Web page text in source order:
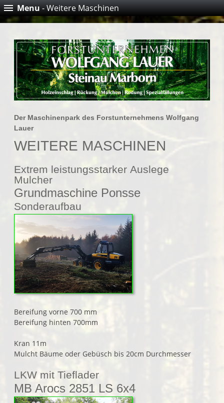
Menu- Weitere Maschinen
Der Maschinenpark des Forstunternehmens Wolfgang
Lauer
WEITERE MASCHINEN
Extrem leistungsstarker Auslege
Mulcher
Grundmaschine Ponsse
Sonderaufbau
Bereifung vorne 700 mm
Bereifung hinten 700mm
Kran 11m
Mulcht Bäume oder Gebüsch bis 20cm Durchmesser
LKW mit Tieflader
MB Arocs 2851 LS 6x4